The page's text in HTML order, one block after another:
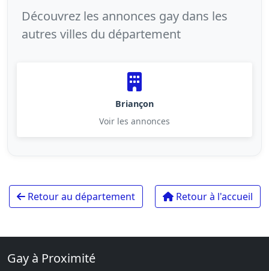
Découvrez les annonces gay dans les
autres villes du département
Briançon
Voir les annonces
Retour au département Retour à l'accueil
Gay à Proximité